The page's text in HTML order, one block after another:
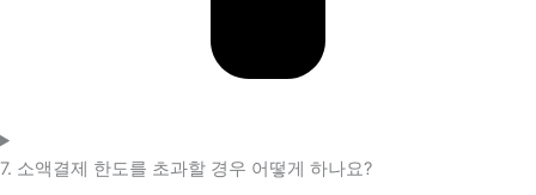
7. 소액결제 한도를 초과할 경우 어떻게 하나요?